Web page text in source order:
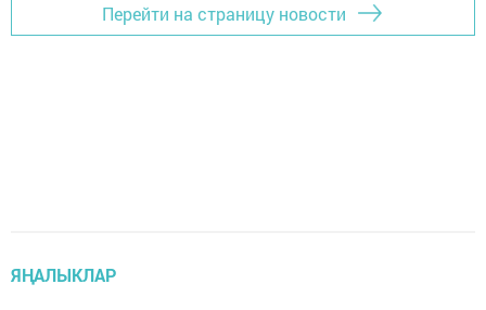
Перейти на страницу новости
ЯҢАЛЫКЛАР